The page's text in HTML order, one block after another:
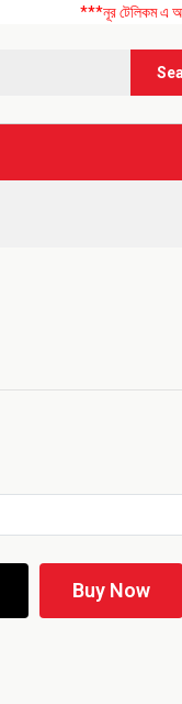
***নূর টেলিকম এ আপনাকে
Buy Now